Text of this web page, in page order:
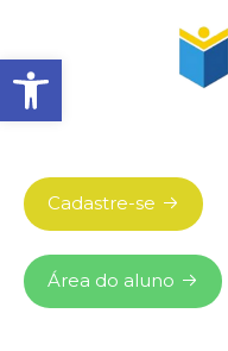
Abrir barra de ferramentas
Cadastre-se
Área do aluno